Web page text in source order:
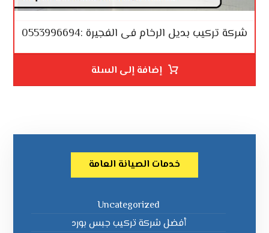
شركة تركيب بديل الرخام فى الفجيرة :0553996694
إضافة إلى السلة
خدمات الصيانة العامة
Uncategorized
أفضل شركة تركيب جبس بورد